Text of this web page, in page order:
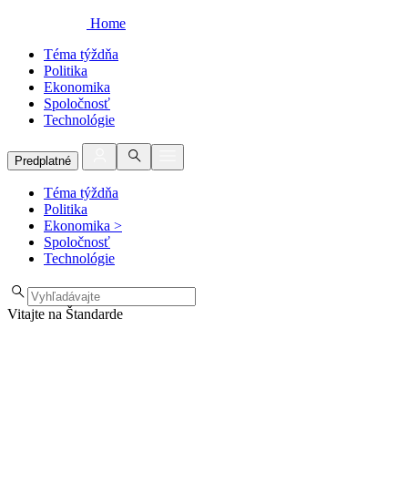
Home
Téma týždňa
Politika
Ekonomika
Spoločnosť
Technológie
Predplatné
Téma týždňa
Politika
Ekonomika >
Spoločnosť
Technológie
Vitajte na Štandarde